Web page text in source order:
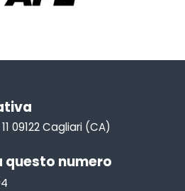
09122 Cagliari (CA)
questo numero